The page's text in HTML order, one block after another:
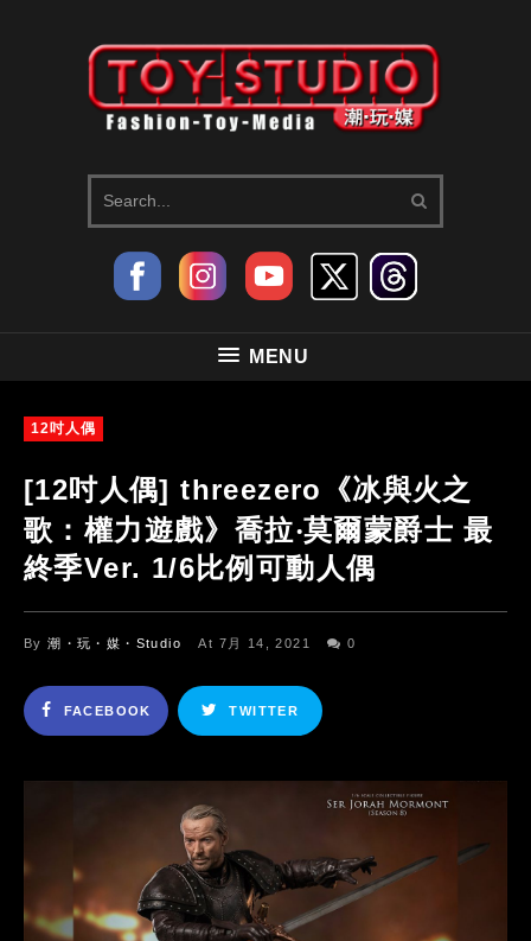
MENU
12吋人偶
[12吋人偶] threezero《冰與火之
歌：權力遊戲》喬拉‧莫爾蒙爵士 最
終季Ver. 1/6比例可動人偶
By潮・玩・媒・Studio At 7月 14, 2021 0
FACEBOOK TWITTER